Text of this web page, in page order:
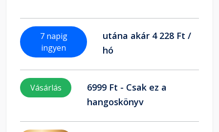
7 napig
ingyen
utána akár 4 228 Ft /
hó
Vásárlás
6999 Ft - Csak ez a
hangoskönyv